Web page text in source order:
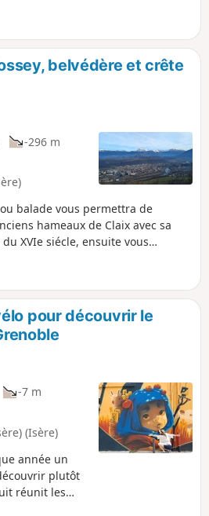
des
départ de la
pour éviter
privée.
belvédère et crête
-296 m
balade vous permettra de
hameaux de Claix avec sa
XVIe siécle, ensuite vous
vue assez extraordinaire sur toute
ainsi que les massifs du
jusqu'au Mont Blanc, par
pour découvrir le
-7 m
(Isère)
année un
plutôt
réunit les